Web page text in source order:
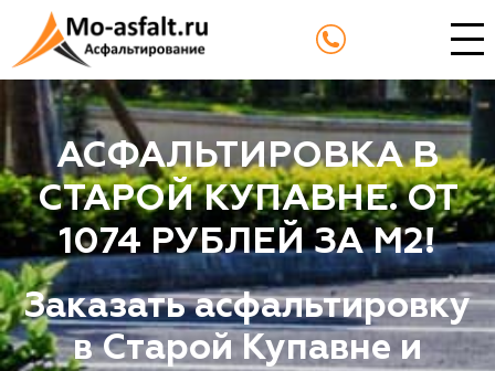
АСФАЛЬТИРОВКА В
СТАРОЙ КУПАВНЕ. ОТ
1074 РУБЛЕЙ ЗА М2!
Заказать асфальтировку
в Старой Купавне и